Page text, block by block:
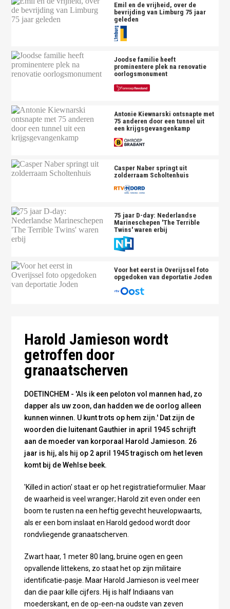
Emil en de vrijheid, over de
bevrijding van Limburg 75 jaar
geleden
Joodse familie heeft
prominentere plek na renovatie
oorlogsmonument
Antonie Kiewnarski ontsnapte met
75 anderen door een tunnel uit
een krijgsgevangenkamp
Casper Naber springt uit
zolderraam Scholtenhuis
75 jaar D-day: Nederlandse
Marineschepen 'The Terrible
Twins' waren erbij
Voor het eerst in Overijssel foto
opgedoken van deportatie Joden
Harold Jamieson wordt
getroffen door
granaatscherven
DOETINCHEM - 'Als ik een peloton vol mannen had, zo
dapper als uw zoon, dan hadden we de oorlog alleen
kunnen winnen. U kunt trots op hem zijn.' Dat zijn de
woorden die luitenant Gauthier in april 1945 schrijft
aan de moeder van korporaal Harold Jamieson. 26
jaar is hij, als hij op 2 april 1945 tragisch om het leven
komt bij de Wehlse beek.
'Killed in action' staat er op het registratieformulier. Maar
de waarheid is veel wranger; Harold zit even onder een
boom te rusten na een heftig gevecht heuvelopwaarts,
als er een bom inslaat en Harold gedood wordt door
rondvliegende granaatscherven.
Zwart haar, 1 meter 80 lang, bruine ogen en geen
opvallende littekens, zo staat het op zijn militaire
identificatie-pasje. Maar Harold Jamieson is veel meer
dan die paar kille cijfers. Hij is half Indiaans van
moederskant, en de op-een-na oudste van zeven